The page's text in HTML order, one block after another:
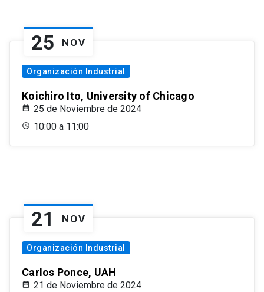
25 NOV
Organización Industrial
Koichiro Ito, University of Chicago
25 de Noviembre de 2024
10:00 a 11:00
21 NOV
Organización Industrial
Carlos Ponce, UAH
21 de Noviembre de 2024